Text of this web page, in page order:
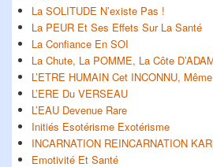
La SOLITUDE N’existe Pas !
La PEUR Et Ses Effets Sur La Santé
La Confiance En SOI
La Chute, La POMME, La Côte
L’ETRE HUMAIN Cet INCONNU,
L’ERE Du VERSEAU
L’EAU Devenue Rare
Initiés Esotérisme Exotérisme
INCARNATION REINCARNATION
Emotivité Et Santé